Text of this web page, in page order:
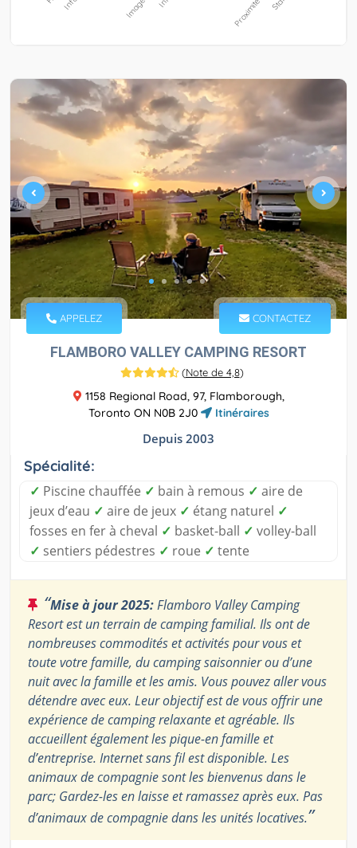
APPELEZ CONTACTEZ
FLAMBORO VALLEY CAMPING RESORT
(Note de 4,8)
1158 Regional Road, 97, Flamborough,
Toronto ON N0B 2J0
Itinéraires
Depuis 2003
Spécialité:
✓ Piscine chauffée ✓ bain à remous ✓ aire de
jeux d’eau ✓ aire de jeux ✓ étang naturel ✓
fosses en fer à cheval ✓ basket-ball ✓ volley-ball
✓ sentiers pédestres ✓ roue ✓ tente
“Mise à jour 2025:Flamboro Valley Camping
Resort est un terrain de camping familial. Ils ont de
nombreuses commodités et activités pour vous et
toute votre famille, du camping saisonnier ou d’une
nuit avec la famille et les amis. Vous pouvez aller vous
détendre avec eux. Leur objectif est de vous offrir une
expérience de camping relaxante et agréable. Ils
accueillent également les pique-en famille et
d’entreprise. Internet sans fil est disponible. Les
animaux de compagnie sont les bienvenus dans le
parc; Gardez-les en laisse et ramassez après eux. Pas
d’animaux de compagnie dans les unités locatives.”